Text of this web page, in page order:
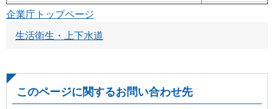
企業庁トップページ
生活衛生・上下水道
このページに関するお問い合わせ先